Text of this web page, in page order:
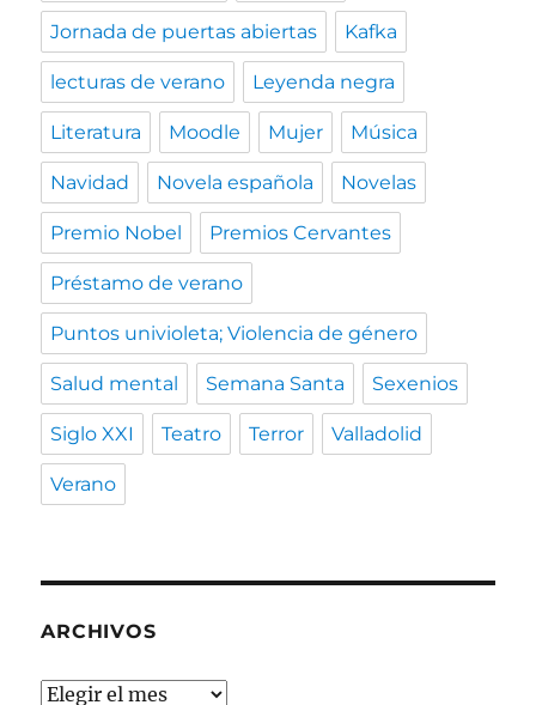
Jornada de puertas abiertas Kafka
lecturas de verano Leyenda negra
Literatura Moodle Mujer Música
Navidad Novela española Novelas
Premio Nobel Premios Cervantes
Préstamo de verano
Puntos univioleta; Violencia de género
Salud mental Semana Santa Sexenios
Siglo XXI Teatro Terror Valladolid
Verano
ARCHIVOS
Archivos